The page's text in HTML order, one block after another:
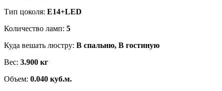
Тип цоколя: E14+LED
Количество ламп: 5
Куда вешать люстру: В спальню, В гостиную
Вес: 3.900 кг
Объем: 0.040 куб.м.